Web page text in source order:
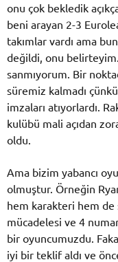
onu çok bekledik
beni arayan 2-3
takımlar vardı ama
değildi, onu
sanmıyorum. Bir
süremiz kalmadı
imzaları atıyorlardı.
kulübü mali açıdan
oldu.
Ama bizim yabancı
olmuştur. Örneğin
hem karakteri hem de
mücadelesi ve 4
bir oyuncumuzdu.
iyi bir teklif aldı ve